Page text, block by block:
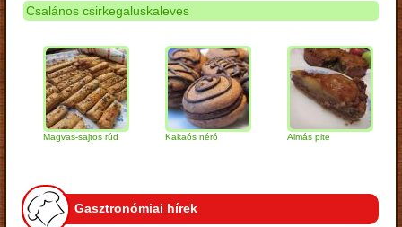
Csalános csirkegaluskaleves
Magvas-sajtos rúd Kakaós néró Almás pite
Gasztronómiai hírek